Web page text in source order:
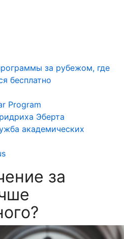
за рубежом, где
бесплатно
Program
Эберта
академических
за